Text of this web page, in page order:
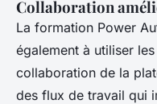
Collaboration
La formation Power
également à utiliser
collaboration de la
des flux de travail qui